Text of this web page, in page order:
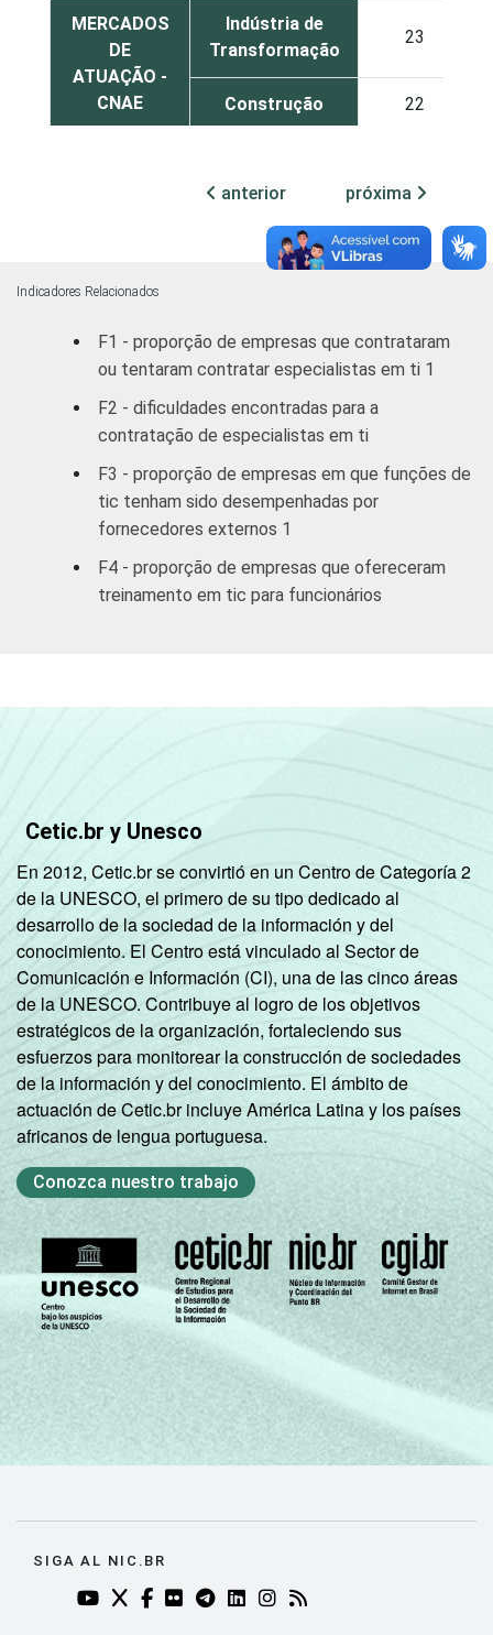
MERCADOS
DE
ATUAÇÃO -
CNAE
Indústria de
Transformação
23
Construção 22
reparação de
automotores e
motocicletas
armazenagem e
correio
18
Alojamento e
alimentação
Atividades
imobiliárias;
profissionais,
científicas e
Artes, cultura,
esporte e
recreação;
Outras
atividades de
serviços
1Especialistas em TI que possuem a
capacidade de especificar, desenhar,
desenvolver, instalar, operar, dar suporte,
manter, gerenciar e pesquisar TIC e sistemas
TIC.
Base: 4.857 empresas que utilizam
computadores, com 10 ou mais funcionários,
que constituem os seguintes segmentos da
CNAE 2.0: C, F, G, H, I, J, L, M, N, R e S.
Resposta única referente aos últimos doze
meses..
Fonte: NIC.br - set/dez 2010
anterior próxima
Indicadores Relacionados
F1 - proporção de empresas que contrataram
ou tentaram contratar especialistas em ti 1
F2 - dificuldades encontradas para a
contratação de especialistas em ti
F3 - proporção de empresas em que funções de
tic tenham sido desempenhadas por
fornecedores externos 1
F4 - proporção de empresas que ofereceram
treinamento em tic para funcionários
Cetic.br y Unesco
En 2012, Cetic.br se convirtió en un Centro de Categoría 2
de la UNESCO, el primero de su tipo dedicado al
desarrollo de la sociedad de la información y del
conocimiento. El Centro está vinculado al Sector de
Comunicación e Información (CI), una de las cinco áreas
de la UNESCO. Contribuye al logro de los objetivos
estratégicos de la organización, fortaleciendo sus
esfuerzos para monitorear la construcción de sociedades
de la información y del conocimiento. El ámbito de
actuación de Cetic.br incluye América Latina y los países
africanos de lengua portuguesa.
Conozca nuestro trabajo
SIGA AL NIC.BR
YOUTUBE DO NIC.BR (ABRE EM NOVA ABA)
TWITTER DO NIC.BR (ABRE EM NOVA ABA)
FACEBOOK DO NIC.BR (ABRE EM NOVA
FLICKR DO NIC.BR (ABRE EM NOVA
TELEGRAM DO NIC.BR (ABRE EM
LINKEDIN DO NIC.BR (ABRE
INSTAGRAM DO NIC.BR
RSS DO NIC.BR (ABRE